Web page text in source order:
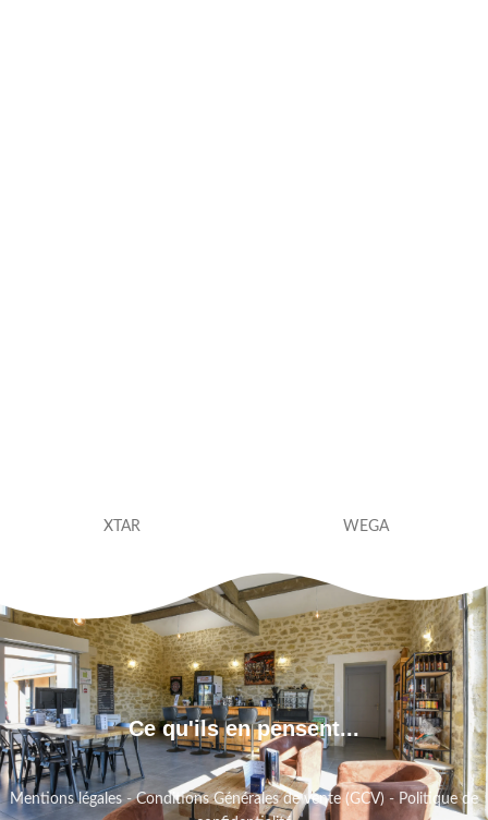
XTAR WEGA
Ce qu'ils en pensent...
Mentions légales-Conditions Générales de vente (GCV) - Politique de